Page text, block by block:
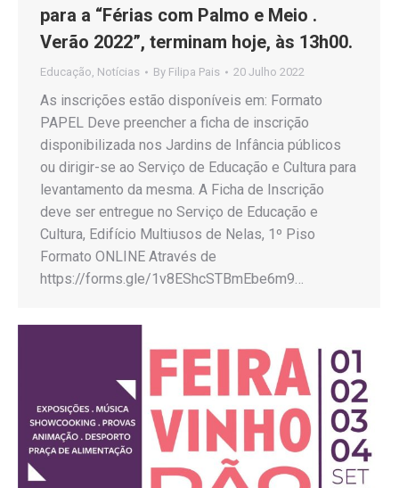
para a “Férias com Palmo e Meio .
Verão 2022”, terminam hoje, às 13h00.
Educação Notícias By Filipa Pais 20 Julho 2022
As inscrições estão disponíveis em: Formato
PAPEL Deve preencher a ficha de inscrição
disponibilizada nos Jardins de Infância públicos
ou dirigir-se ao Serviço de Educação e Cultura para
levantamento da mesma. A Ficha de Inscrição
deve ser entregue no Serviço de Educação e
Cultura, Edifício Multiusos de Nelas, 1º Piso
Formato ONLINE Através de
https://forms.gle/1v8EShcSTBmEbe6m9…